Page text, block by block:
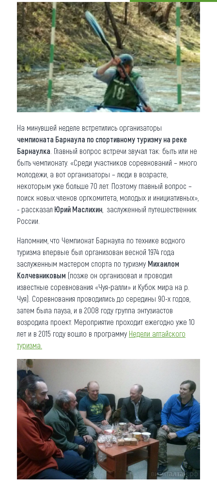
Что привезти (сувениры)
О регионе
Коллекция впечатлений
Другие рубрики
На минувшей неделе встретились организаторы
чемпионата Барнаула по спортивному туризму на реке
Барнаулка . Главный вопрос встречи звучал так: быть или не
быть чемпионату. «Среди участников соревнований – много
молодежи, а вот организаторы – люди в возрасте,
некоторым уже больше 70 лет. Поэтому главный вопрос –
поиск новых членов оргкомитета, молодых и инициативных»,
- рассказал Юрий Маслихин , заслуженный путешественник
России.
Напомним, что Чемпионат Барнаула по технике водного
туризма впервые был организован весной 1974 года
заслуженным мастером спорта по туризму Михаилом
Колчевниковым (позже он организовал и проводил
известные соревнования «Чуя-ралли» и Кубок мира на р.
Чуя). Соревнования проводились до середины 90-х годов,
затем была пауза, и в 2008 году группа энтузиастов
возродила проект. Мероприятие проходит ежегодно уже 10
лет и в 2015 году вошло в программу Недели алтайского
туризма.